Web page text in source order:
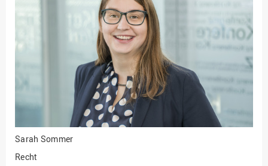
Ingenieurwissenschaften
und Informatik
Fakultät Management,
Fakultät Wirtschafts- und
Sozialwissenschaften
Finanzen
Forschung, Kooperation,
Drittmittel
Gebäude und Technik
Sarah Sommer
Recht